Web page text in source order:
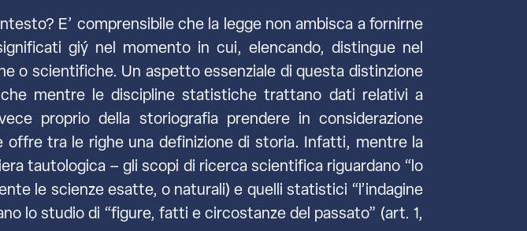
E’ comprensibile che la legge non ambisca a fornirne
giý nel momento in cui, elencando, distingue nel
o scientifiche. Un aspetto essenziale di questa distinzione
mentre le discipline statistiche trattano dati relativi a
proprio della storiografia prendere in considerazione
tra le righe una definizione di storia. Infatti, mentre la
tautologica – gli scopi di ricerca scientifica riguardano “lo
le scienze esatte, o naturali) e quelli statistici “l’indagine
lo studio di “figure, fatti e circostanze del passato” (art. 1,